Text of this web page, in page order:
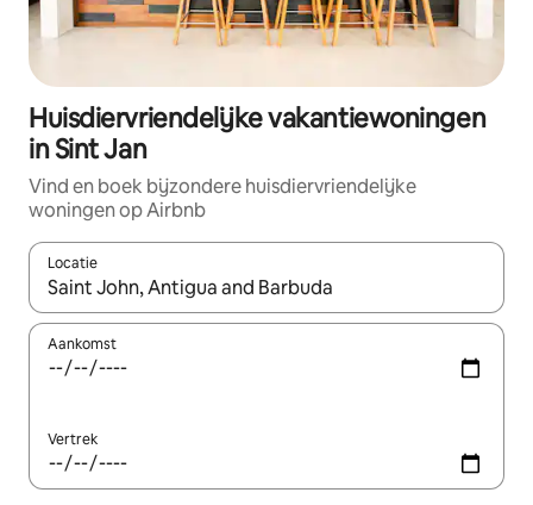
Huisdiervriendelijke vakantiewoningen
in Sint Jan
Vind en boek bijzondere huisdiervriendelijke
woningen op Airbnb
Locatie
Wanneer er suggesties beschikbaar zijn, maak je een keuze
Aankomst
Vertrek